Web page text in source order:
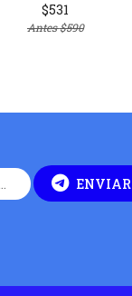
$531
Antes$590
ENVIAR